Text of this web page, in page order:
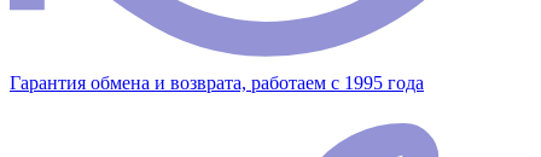
Гарантия обмена и возврата, работаем с 1995 года